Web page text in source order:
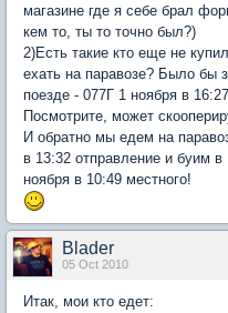
магазине где я себе брал
кем то, ты то точно был?)
2)Есть такие кто еще не
ехать на паравозе? Было бы
поезде - 077Г 1 ноября в
Посмотрите, может
И обратно мы едем на
в 13:32 отправление и буим
ноября в 10:49 местного!
Blader
05 Oct 2010
Итак, мои кто едет: